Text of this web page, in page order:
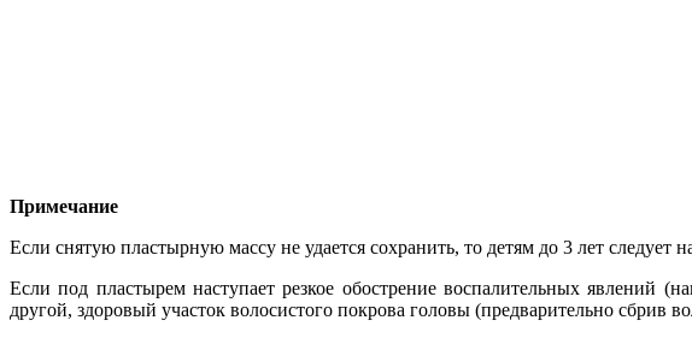
Примечание
Если снятую пластырную массу не удается сохранить, то детям до 3 лет
Если под пластырем наступает резкое обострение воспалительных
другой, здоровый участок волосистого покрова головы (предварительно сбрив